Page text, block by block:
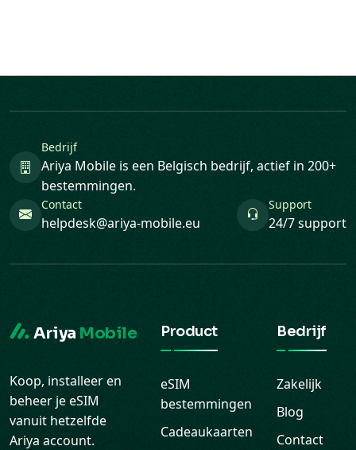
Bedrijf
Ariya Mobile is een Belgisch bedrijf, actief in 200+
bestemmingen.
Contact
helpdesk@ariya-mobile.eu
Support
24/7 support
Ariya Mobile
Koop, installeer en
beheer je eSIM
vanuit hetzelfde
Ariya account.
Product
eSIM
bestemmingen
Cadeaukaarten
Bedrijf
Zakelijk
Blog
Contact